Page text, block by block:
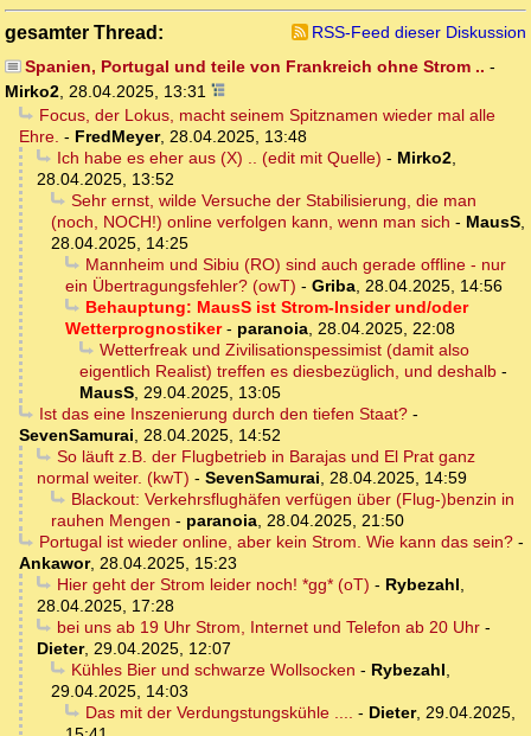
gesamter Thread:
RSS-Feed dieser Diskussion
Spanien, Portugal und teile von Frankreich ohne Strom .. -
Mirko2, 28.04.2025, 13:31
Focus, der Lokus, macht seinem Spitznamen wieder mal alle
Ehre. - FredMeyer, 28.04.2025, 13:48
Ich habe es eher aus (X) .. (edit mit Quelle) - Mirko2,
28.04.2025, 13:52
Sehr ernst, wilde Versuche der Stabilisierung, die man
(noch, NOCH!) online verfolgen kann, wenn man sich - MausS,
28.04.2025, 14:25
Mannheim und Sibiu (RO) sind auch gerade offline - nur
ein Übertragungsfehler? (owT) - Griba, 28.04.2025, 14:56
Behauptung: MausS ist Strom-Insider und/oder
Wetterprognostiker- paranoia, 28.04.2025, 22:08
Wetterfreak und Zivilisationspessimist (damit also
eigentlich Realist) treffen es diesbezüglich, und deshalb -
MausS, 29.04.2025, 13:05
Ist das eine Inszenierung durch den tiefen Staat?-
SevenSamurai, 28.04.2025, 14:52
So läuft z.B. der Flugbetrieb in Barajas und El Prat ganz
normal weiter. (kwT) - SevenSamurai, 28.04.2025, 14:59
Blackout: Verkehrsflughäfen verfügen über (Flug-)benzin in
rauhen Mengen - paranoia, 28.04.2025, 21:50
Portugal ist wieder online, aber kein Strom. Wie kann das sein?-
Ankawor, 28.04.2025, 15:23
Hier geht der Strom leider noch! *gg* (oT) - Rybezahl,
28.04.2025, 17:28
bei uns ab 19 Uhr Strom, Internet und Telefon ab 20 Uhr-
Dieter, 29.04.2025, 12:07
Kühles Bier und schwarze Wollsocken - Rybezahl,
29.04.2025, 14:03
Das mit der Verdungstungskühle .... - Dieter, 29.04.2025,